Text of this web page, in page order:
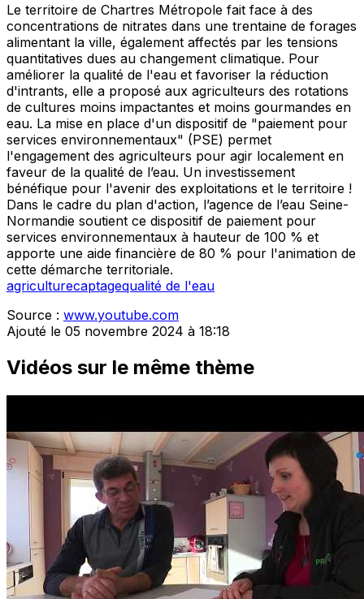
Le territoire de Chartres Métropole fait face à des
concentrations de nitrates dans une trentaine de forages
alimentant la ville, également affectés par les tensions
quantitatives dues au changement climatique. Pour
améliorer la qualité de l'eau et favoriser la réduction
d'intrants, elle a proposé aux agriculteurs des rotations
de cultures moins impactantes et moins gourmandes en
eau. La mise en place d'un dispositif de "paiement pour
services environnementaux" (PSE) permet
l'engagement des agriculteurs pour agir localement en
faveur de la qualité de l’eau. Un investissement
bénéfique pour l'avenir des exploitations et le territoire !
Dans le cadre du plan d'action, l’agence de l’eau Seine-
Normandie soutient ce dispositif de paiement pour
services environnementaux à hauteur de 100 % et
apporte une aide financière de 80 % pour l'animation de
cette démarche territoriale.
agriculturecaptagequalité de l'eau
Source : www.youtube.com
Ajouté le 05 novembre 2024 à 18:18
Vidéos sur le même thème